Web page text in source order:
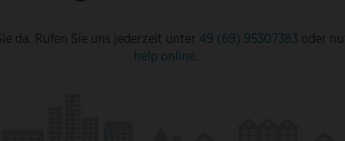
da. Rufen Sie uns jederzeit unter 49 (69) 95307383 oder
help online